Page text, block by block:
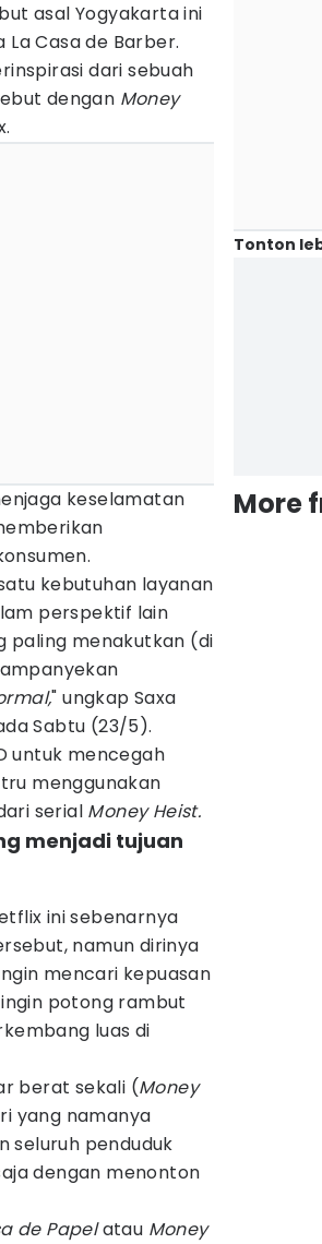
asal Yogyakarta ini
Casa de Barber.
dari sebuah
dengan Money
keselamatan
kebutuhan layanan
perspektif lain
paling menakutkan (di
" ungkap Saxa
Sabtu (23/5).
untuk mencegah
menggunakan
serial Money Heist.
menjadi tujuan
ini sebenarnya
namun dirinya
mencari kepuasan
potong rambut
luas di
berat sekali (Money
yang namanya
seluruh penduduk
dengan menonton
de Papelatau Money
Tonton
More